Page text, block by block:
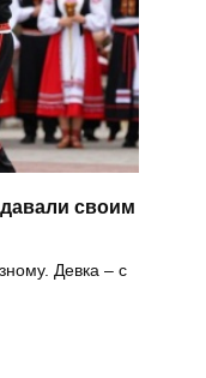
своим
Девка – с